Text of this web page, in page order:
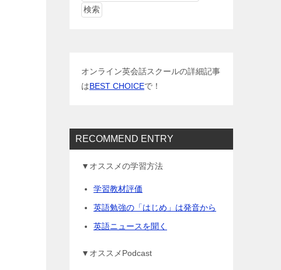
オンライン英会話スクールの詳細記事
はBEST CHOICEで！
RECOMMEND ENTRY
▼オススメの学習方法
学習教材評価
英語勉強の「はじめ」は発音から
英語ニュースを聞く
▼オススメPodcast